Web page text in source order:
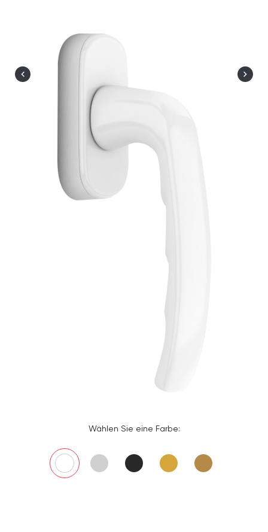
GLASSO Classic
GLASSO Classic
GLASSO Classic
GLASSO Classic
Wählen Sie eine Farbe: